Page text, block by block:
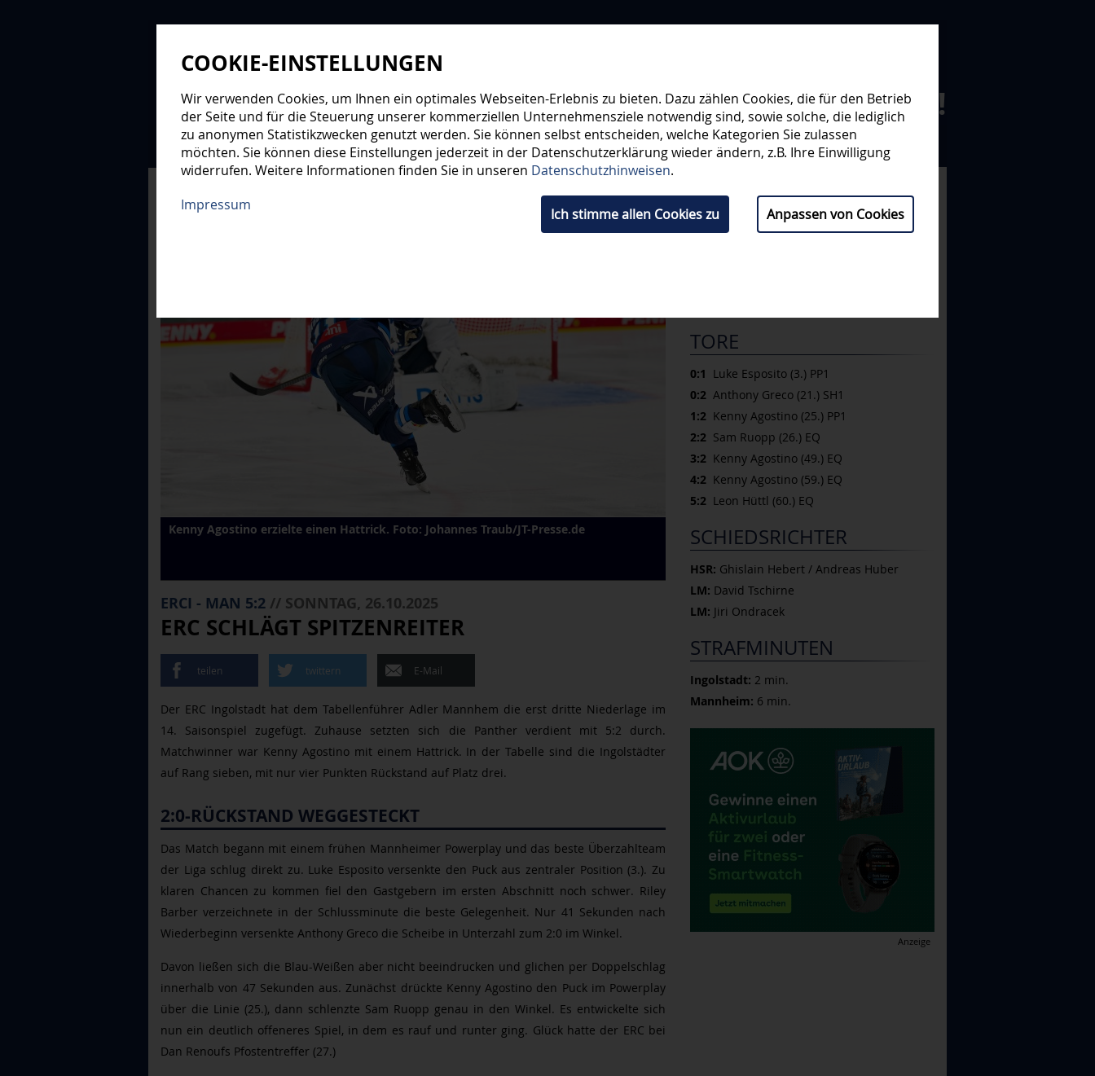
WIRSTEHEN ZUSAMMEN!
NEWS PROFIS NACHWUCHS TICKETS SHOP FANS ORGANISATION PARTNER
Kenny Agostino erzielte einen Hattrick. Foto: Johannes Traub/JT-Presse.de
ERCI - MAN 5:2 // SONNTAG, 26.10.2025
ERC SCHLÄGT SPITZENREITER
teilen twittern E-Mail
Der ERC Ingolstadt hat dem Tabellenführer Adler Mannhem die erst dritte Niederlage im
14. Saisonspiel zugefügt. Zuhause setzten sich die Panther verdient mit 5:2 durch.
Matchwinner war Kenny Agostino mit einem Hattrick. In der Tabelle sind die Ingolstädter
auf Rang sieben, mit nur vier Punkten Rückstand auf Platz drei.
2:0-RÜCKSTAND WEGGESTECKT
Das Match begann mit einem frühen Mannheimer Powerplay und das beste Überzahlteam
der Liga schlug direkt zu. Luke Esposito versenkte den Puck aus zentraler Position (3.). Zu
klaren Chancen zu kommen fiel den Gastgebern im ersten Abschnitt noch schwer. Riley
Barber verzeichnete in der Schlussminute die beste Gelegenheit. Nur 41 Sekunden nach
Wiederbeginn versenkte Anthony Greco die Scheibe in Unterzahl zum 2:0 im Winkel.
Davon ließen sich die Blau-Weißen aber nicht beeindrucken und glichen per Doppelschlag
innerhalb von 47 Sekunden aus. Zunächst drückte Kenny Agostino den Puck im Powerplay
über die Linie (25.), dann schlenzte Sam Ruopp genau in den Winkel. Es entwickelte sich
nun ein deutlich offeneres Spiel, in dem es rauf und runter ging. Glück hatte der ERC bei
Dan Renoufs Pfostentreffer (27.)
DEL, 14. SPIELTAG
5 : 2
TORE
0:1 Luke Esposito (3.) PP1
0:2 Anthony Greco (21.) SH1
1:2 Kenny Agostino (25.) PP1
2:2 Sam Ruopp (26.) EQ
3:2 Kenny Agostino (49.) EQ
4:2 Kenny Agostino (59.) EQ
5:2 Leon Hüttl (60.) EQ
SCHIEDSRICHTER
HSR: Ghislain Hebert / Andreas Huber
LM: David Tschirne
LM: Jiri Ondracek
STRAFMINUTEN
Ingolstadt: 2 min.
Mannheim: 6 min.
Anzeige
COOKIE-EINSTELLUNGEN
Wir verwenden Cookies, um Ihnen ein optimales Webseiten-Erlebnis zu bieten. Dazu zählen Cookies, die für den Betrieb
der Seite und für die Steuerung unserer kommerziellen Unternehmensziele notwendig sind, sowie solche, die lediglich
zu anonymen Statistikzwecken genutzt werden. Sie können selbst entscheiden, welche Kategorien Sie zulassen
möchten. Sie können diese Einstellungen jederzeit in der Datenschutzerklärung wieder ändern, z.B. Ihre Einwilligung
widerrufen. Weitere Informationen finden Sie in unseren Datenschutzhinweisen.
Ich stimme allen Cookies zu Anpassen von Cookies
Impressum